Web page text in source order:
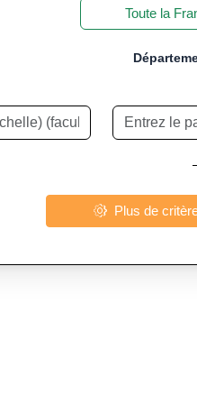
Toute
Plus de